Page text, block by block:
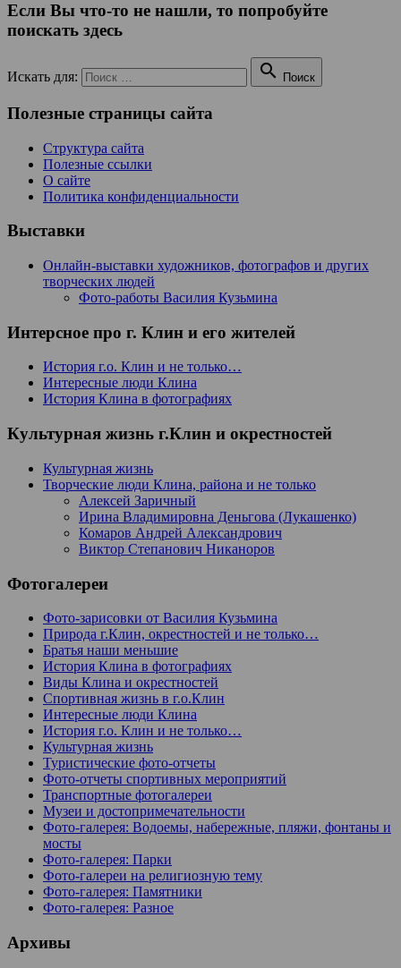
Если Вы что-то не нашли, то попробуйте
поискать здесь
Искать для:  Поиск
Полезные страницы сайта
Структура сайта
Полезные ссылки
О сайте
Политика конфиденциальности
Выставки
Онлайн-выставки художников, фотографов и других
творческих людей
Фото-работы Василия Кузьмина
Интерсное про г. Клин и его жителей
История г.о. Клин и не только…
Интересные люди Клина
История Клина в фотографиях
Культурная жизнь г.Клин и окрестностей
Культурная жизнь
Творческие люди Клина, района и не только
Алексей Заричный
Ирина Владимировна Деньгова (Лукашенко)
Комаров Андрей Александрович
Виктор Степанович Никаноров
Фотогалереи
Фото-зарисовки от Василия Кузьмина
Природа г.Клин, окрестностей и не только…
Братья наши меньшие
История Клина в фотографиях
Виды Клина и окрестностей
Спортивная жизнь в г.о.Клин
Интересные люди Клина
История г.о. Клин и не только…
Культурная жизнь
Туристические фото-отчеты
Фото-отчеты спортивных мероприятий
Транспортные фотогалереи
Музеи и достопримечательности
Фото-галерея: Водоемы, набережные, пляжи, фонтаны и
мосты
Фото-галерея: Парки
Фото-галереи на религиозную тему
Фото-галерея: Памятники
Фото-галерея: Разное
Архивы